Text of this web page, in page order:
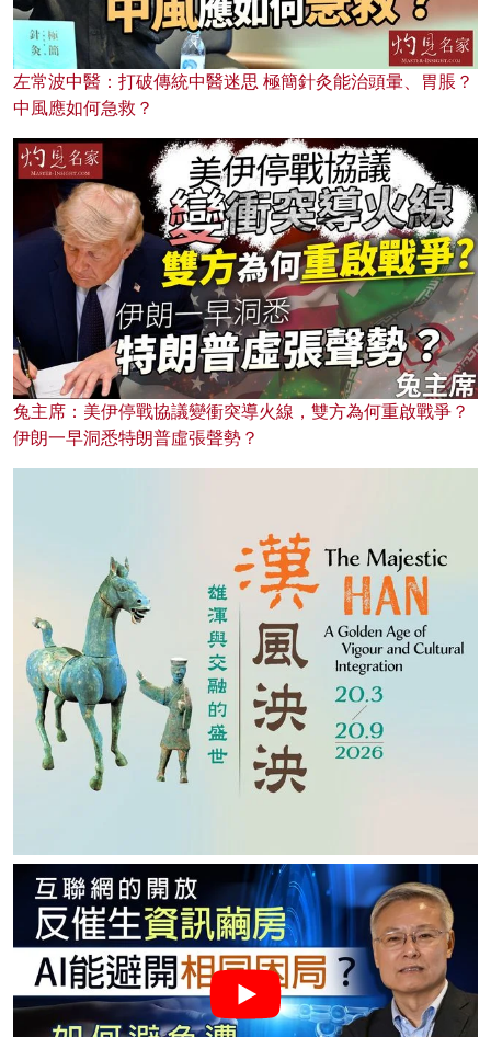
左常波中醫：打破傳統中醫迷思 極簡針灸能治頭暈、胃脹？
中風應如何急救？
兔主席：美伊停戰協議變衝突導火線，雙方為何重啟戰爭？
伊朗一早洞悉特朗普虛張聲勢？